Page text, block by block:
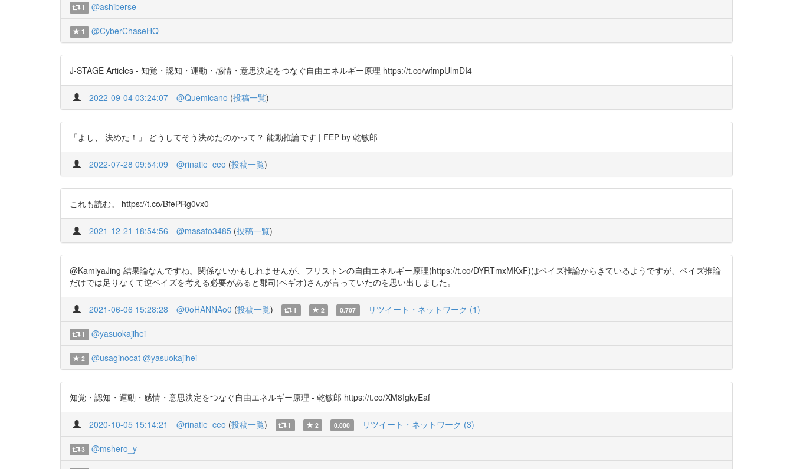
1 @ashiberse
1 @CyberChaseHQ
J-STAGE Articles - 知覚・認知・運動・感情・意思決定をつなぐ自由エネルギー原理 https://t.co/wfmpUlmDI4
2022-09-04 03:24:07 @Quemicano (投稿一覧)
「よし、 決めた！」 どうしてそう決めたのかって？ 能動推論です | FEP by 乾敏郎
2022-07-28 09:54:09 @rinatie_ceo (投稿一覧)
これも読む。 https://t.co/BfePRg0vx0
2021-12-21 18:54:56 @masato3485 (投稿一覧)
@KamiyaJing 結果論なんですね。関係ないかもしれませんが、フリストンの自由エネルギー原理(https://t.co/DYRTmxMKxF)はベイズ推論からきているようですが、ベイズ推論
だけでは足りなくて逆ベイズを考える必要があると郡司(ペギオ)さんが言っていたのを思い出しました。
2021-06-06 15:28:28 @0oHANNAo0 (投稿一覧) 1 2 0.707 リツイート・ネットワーク (1)
1 @yasuokajihei
2 @usaginocat @yasuokajihei
知覚・認知・運動・感情・意思決定をつなぐ自由エネルギー原理 - 乾敏郎 https://t.co/XM8IgkyEaf
2020-10-05 15:14:21 @rinatie_ceo (投稿一覧) 1 2 0.000 リツイート・ネットワーク (3)
3 @mshero_y